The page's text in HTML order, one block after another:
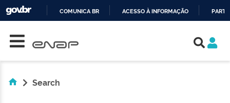
COMUNICA BR ACESSO À INFORMAÇÃO
Search